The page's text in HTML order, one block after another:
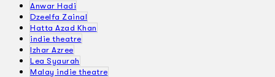
Anwar Hadi
Dzeelfa Zainal
Hatta Azad Khan
indie theatre
Izhar Azree
Lea Syaurah
Malay indie theatre